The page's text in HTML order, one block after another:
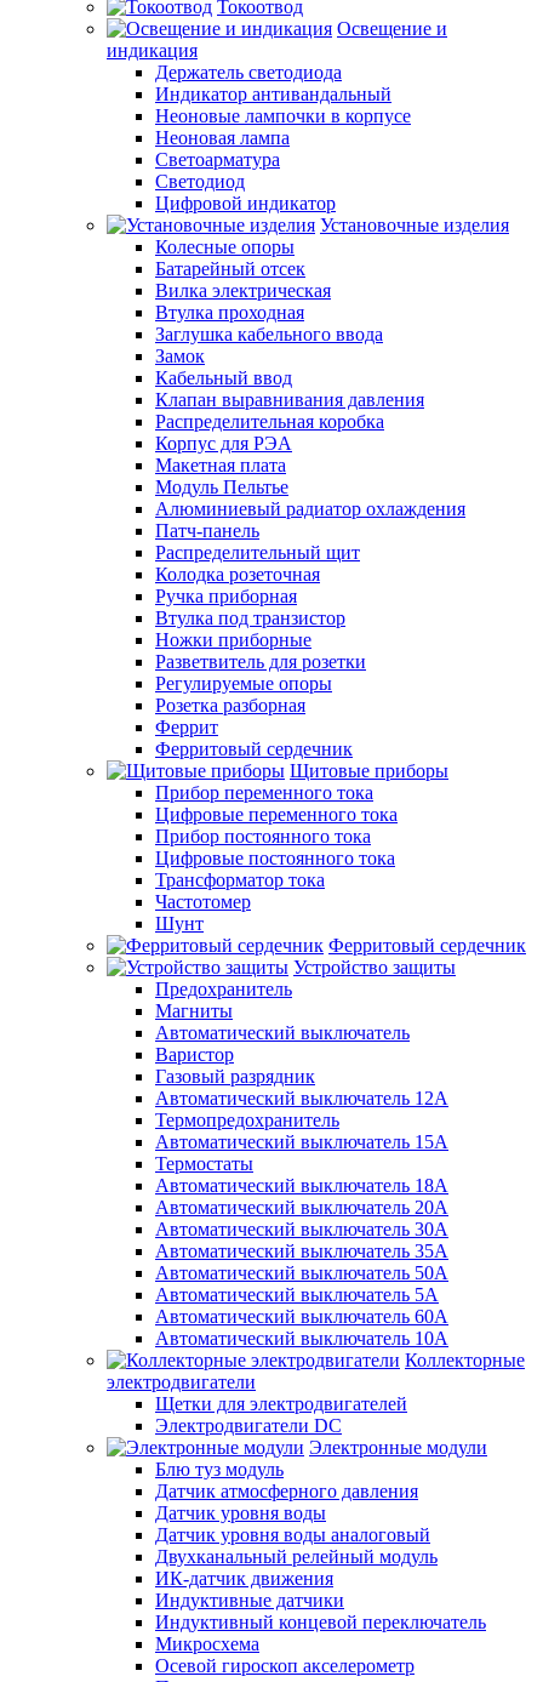
Токоотвод
Освещение и
индикация
Держатель светодиода
Индикатор антивандальный
Неоновые лампочки в корпусе
Неоновая лампа
Светоарматура
Светодиод
Цифровой индикатор
Установочные изделия
Колесные опоры
Батарейный отсек
Вилка электрическая
Втулка проходная
Заглушка кабельного ввода
Замок
Кабельный ввод
Клапан выравнивания давления
Распределительная коробка
Корпус для РЭА
Макетная плата
Модуль Пельтье
Алюминиевый радиатор охлаждения
Патч-панель
Распределительный щит
Колодка розеточная
Ручка приборная
Втулка под транзистор
Ножки приборные
Разветвитель для розетки
Регулируемые опоры
Розетка разборная
Феррит
Ферритовый сердечник
Щитовые приборы
Прибор переменного тока
Цифровые переменного тока
Прибор постоянного тока
Цифровые постоянного тока
Трансформатор тока
Частотомер
Шунт
Ферритовый сердечник
Устройство защиты
Предохранитель
Магниты
Автоматический выключатель
Варистор
Газовый разрядник
Автоматический выключатель 12А
Термопредохранитель
Автоматический выключатель 15А
Термостаты
Автоматический выключатель 18А
Автоматический выключатель 20А
Автоматический выключатель 30А
Автоматический выключатель 35А
Автоматический выключатель 50А
Автоматический выключатель 5А
Автоматический выключатель 60А
Автоматический выключатель 10А
Коллекторные
электродвигатели
Щетки для электродвигателей
Электродвигатели DC
Электронные модули
Блю туз модуль
Датчик атмосферного давления
Датчик уровня воды
Датчик уровня воды аналоговый
Двухканальный релейный модуль
ИК-датчик движения
Индуктивные датчики
Индуктивный концевой переключатель
Микросхема
Осевой гироскоп акселерометр